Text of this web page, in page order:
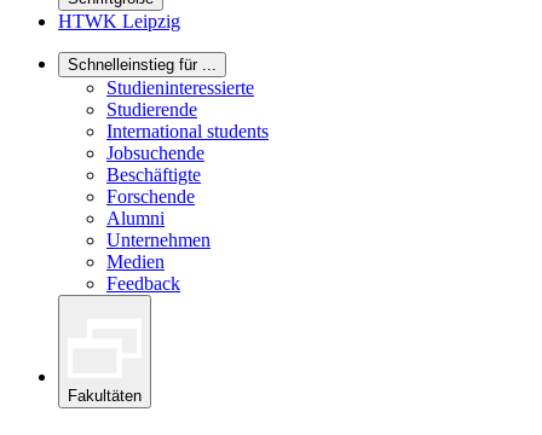
HTWK Leipzig
Schnelleinstieg für ...
Studieninteressierte
Studierende
International students
Jobsuchende
Beschäftigte
Forschende
Alumni
Unternehmen
Medien
Feedback
Fakultäten